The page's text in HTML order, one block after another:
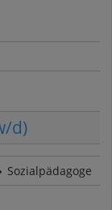
d)
Sozialpädagoge